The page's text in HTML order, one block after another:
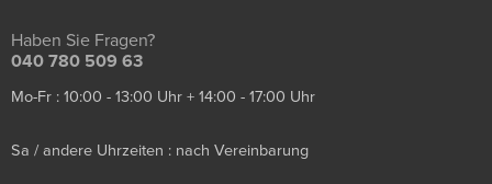
Haben Sie Fragen?
040 780 509 63
Mo-Fr : 10:00 - 13:00 Uhr + 14:00 - 17:00 Uhr
Sa / andere Uhrzeiten : nach Vereinbarung